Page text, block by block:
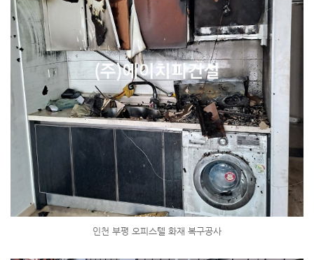
인천 부평 오피스텔 화재 복구공사